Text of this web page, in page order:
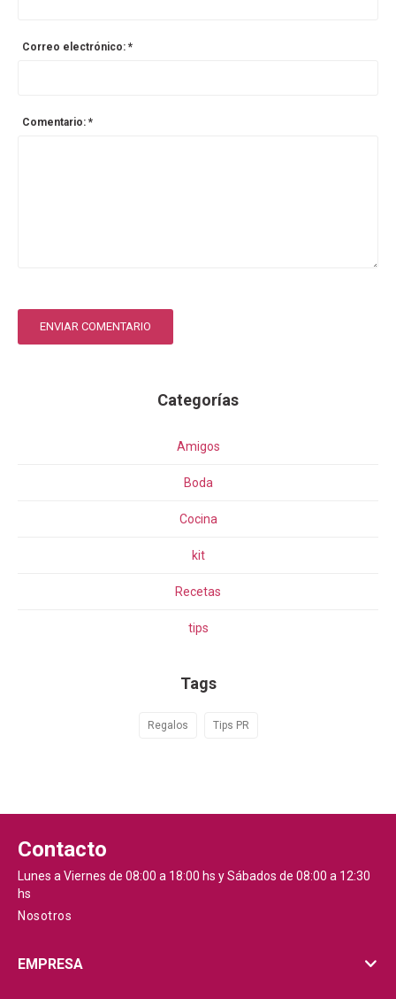
Correo electrónico: *
Comentario: *
ENVIAR COMENTARIO
Categorías
Amigos
Boda
Cocina
kit
Recetas
tips
Tags
Regalos Tips PR
Contacto
Lunes a Viernes de 08:00 a 18:00 hs y Sábados de 08:00 a 12:30
hs
Nosotros
EMPRESA